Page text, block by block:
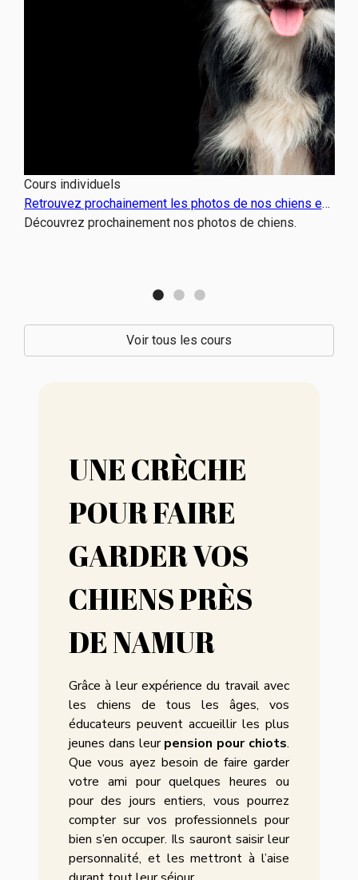
Cours individuels
Retrouvez prochainement les photos de nos chiens en
cours individuels
Découvrez prochainement nos photos de chiens.
Voir tous les cours
UNE CRÈCHE
POUR FAIRE
GARDER VOS
CHIENS PRÈS
DE NAMUR
Grâce à leur expérience du travail avec
les chiens de tous les âges, vos
éducateurs peuvent accueillir les plus
jeunes dans leurpension pour chiots.
Que vous ayez besoin de faire garder
votre ami pour quelques heures ou
pour des jours entiers, vous pourrez
compter sur vos professionnels pour
bien s’en occuper. Ils sauront saisir leur
personnalité, et les mettront à l’aise